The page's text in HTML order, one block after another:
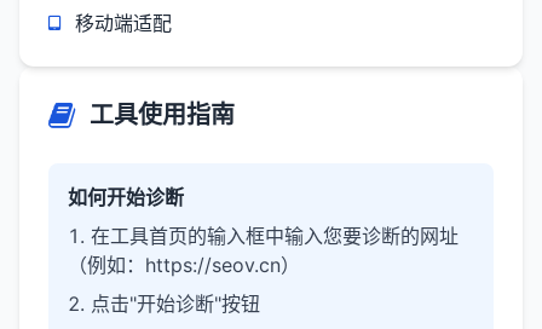
移动端适配
工具使用指南
如何开始诊断
在工具首页的输入框中输入您要诊断的网址
（例如：https://seov.cn）
点击"开始诊断"按钮